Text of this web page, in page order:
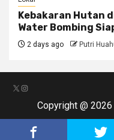
Kebakaran Hutan
Water Bombing
2 days ago Putri
X Instagram
Copyright @